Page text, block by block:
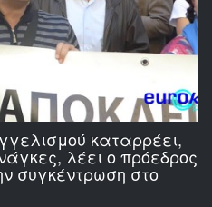
καταρρέει,
λέει ο πρόεδρος
συγκέντρωση στο